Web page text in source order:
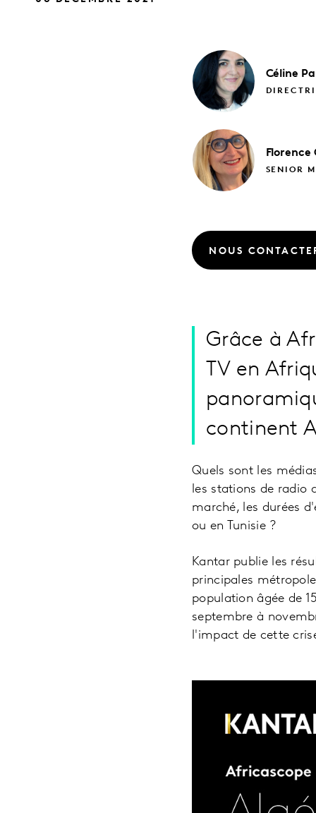
Céline
Florence
SENIOR
NOUS
Grâce à
TV en
continent
Quels sont les
les stations de radio
marché, les durées
ou en Tunisie ?
Kantar publie les
principales
population âgée de
septembre à
l'impact de cette